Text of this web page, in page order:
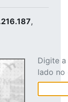
,
Digite
lado no